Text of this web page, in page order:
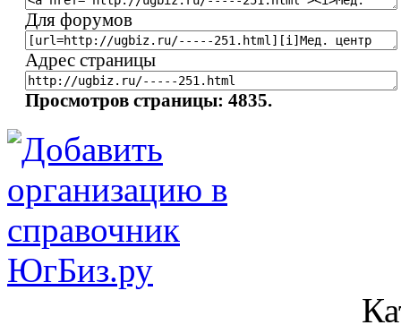
Для форумов
Адрес страницы
Просмотров страницы: 4835.